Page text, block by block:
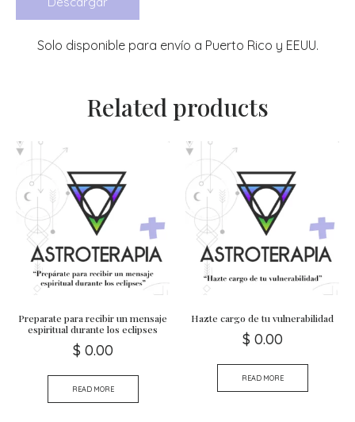
Solo disponible para envío a Puerto Rico y EEUU.
Related products
Preparate para recibir un mensaje
espiritual durante los eclipses
$ 0.00
READ MORE
Hazte cargo de tu vulnerabilidad
$ 0.00
READ MORE